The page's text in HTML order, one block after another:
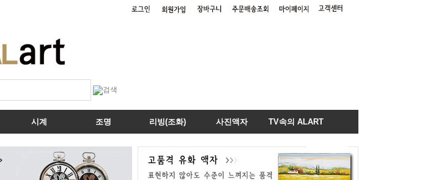
시계 조명 리빙(조화) 사진액자 TV속의 ALART